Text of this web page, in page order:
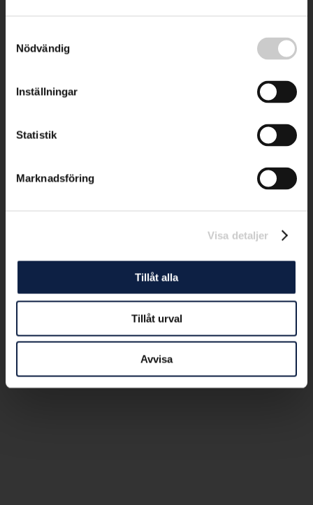
Nödvändig
Inställningar
Statistik
Marknadsföring
Visa detaljer
Tillåt alla
Tillåt urval
Avvisa